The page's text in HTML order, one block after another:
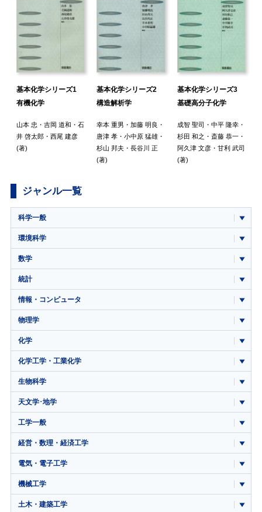
基本化学シリーズ1
有機化学
山本 忠 ・ 吉岡 道和 ・ 石
井 啓太郎・ 西尾 建彦
(著)
基本化学シリーズ2
構造解析学
幸本 重男 ・加藤 明良 ・
唐津 孝 ・小中原 猛雄 ・
杉山 邦夫 ・長谷川 正
(著)
基本化学シリーズ3
基礎高分子化学
成智 聖司 ・ 中平 隆幸・
杉田 和之 ・ 斎藤 恭一・
阿久津 文彦・ 甘利 武司
(著)
ジャンル一覧
科学一般
環境科学
数学
統計
情報・コンピュータ
物理学
化学
化学工学・工業化学
生物科学
天文学･地学
工学一般
経営・数理・経済工学
電気・電子工学
機械工学
土木・建築工学